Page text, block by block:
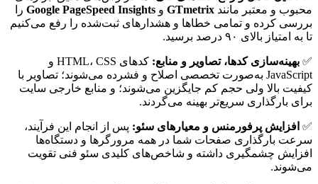
محبوب و معتبر مانند GTmetrix و Google PageSpeed Insights را
بررسی کرده و تمامی خطاها و هشدارهای ثبت‌شده را رفع می‌کنیم
تا به امتیاز بالای ۹۰ درصد برسید.
✅ بهینه‌سازی کدها، تصاویر و منابع:
کدهای HTML، CSS و
JavaScript به‌صورت تخصصی اصلاح و فشرده می‌شوند؛ تصاویر با
کیفیت بالا ولی حجم کم جایگزین می‌شوند؛ و منابع خارجی سایت
برای بارگذاری سریع‌تر بهینه می‌گردند.
✅ افزایش پرفورمنس و معیارهای سئو: پس از انجام این فرآیند،
سرعت بارگذاری صفحات شما در همه مرورگرها و دستگاه‌ها
افزایش چشمگیری داشته و شاخص‌های کلیدی سئو فنی تقویت
می‌شوند.